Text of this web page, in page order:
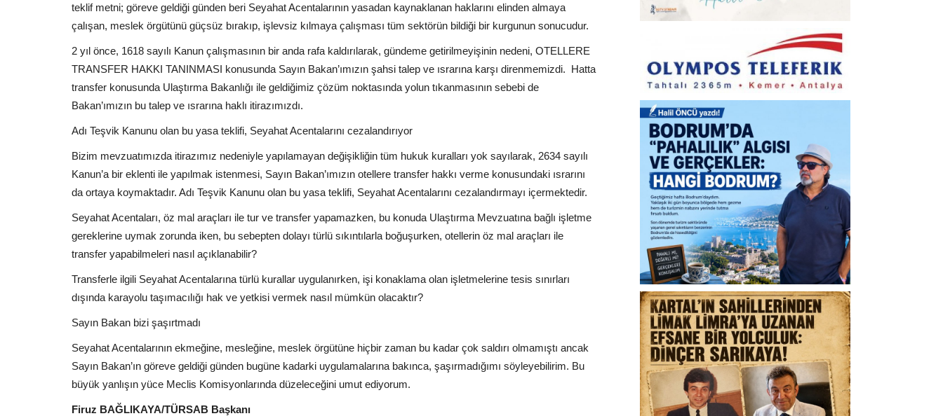
teklif metni; göreve geldiği günden beri Seyahat Acentalarının yasadan kaynaklanan haklarını elinden almaya
çalışan, meslek örgütünü güçsüz bırakıp, işlevsiz kılmaya çalışması tüm sektörün bildiği bir kurgunun sonucudur.
2 yıl önce, 1618 sayılı Kanun çalışmasının bir anda rafa kaldırılarak, gündeme getirilmeyişinin nedeni, OTELLERE
TRANSFER HAKKI TANINMASI konusunda Sayın Bakan’ımızın şahsi talep ve ısrarına karşı direnmemizdi. Hatta
transfer konusunda Ulaştırma Bakanlığı ile geldiğimiz çözüm noktasında yolun tıkanmasının sebebi de
Bakan’ımızın bu talep ve ısrarına haklı itirazımızdı.
Adı Teşvik Kanunu olan bu yasa teklifi, Seyahat Acentalarını cezalandırıyor
Bizim mevzuatımızda itirazımız nedeniyle yapılamayan değişikliğin tüm hukuk kuralları yok sayılarak, 2634 sayılı
Kanun’a bir eklenti ile yapılmak istenmesi, Sayın Bakan’ımızın otellere transfer hakkı verme konusundaki ısrarını
da ortaya koymaktadır. Adı Teşvik Kanunu olan bu yasa teklifi, Seyahat Acentalarını cezalandırmayı içermektedir.
Seyahat Acentaları, öz mal araçları ile tur ve transfer yapamazken, bu konuda Ulaştırma Mevzuatına bağlı işletme
gereklerine uymak zorunda iken, bu sebepten dolayı türlü sıkıntılarla boğuşurken, otellerin öz mal araçları ile
transfer yapabilmeleri nasıl açıklanabilir?
Transferle ilgili Seyahat Acentalarına türlü kurallar uygulanırken, işi konaklama olan işletmelerine tesis sınırları
dışında karayolu taşımacılığı hak ve yetkisi vermek nasıl mümkün olacaktır?
Sayın Bakan bizi şaşırtmadı
Seyahat Acentalarının ekmeğine, mesleğine, meslek örgütüne hiçbir zaman bu kadar çok saldırı olmamıştı ancak
Sayın Bakan’ın göreve geldiği günden bugüne kadarki uygulamalarına bakınca, şaşırmadığımı söyleyebilirim. Bu
büyük yanlışın yüce Meclis Komisyonlarında düzeleceğini umut ediyorum.
Firuz BAĞLIKAYA/TÜRSAB Başkanı